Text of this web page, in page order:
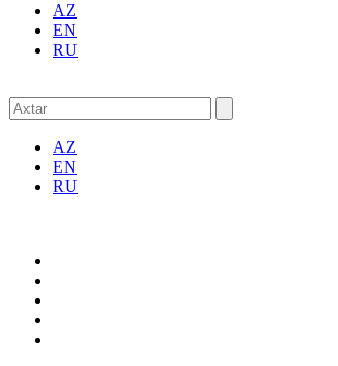
AZ
EN
RU
AZ
EN
RU